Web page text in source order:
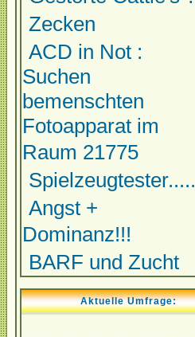
Zecken
ACD in Not :
Suchen
bemenschten
Fotoapparat im
Raum 21775
Spielzeugtester.....
Angst +
Dominanz!!!
BARF und Zucht
Aktuelle Umfrage: